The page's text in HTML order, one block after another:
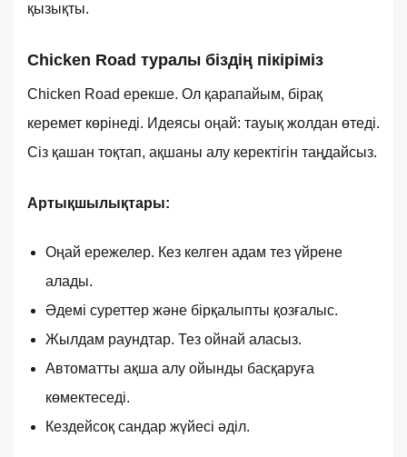
қызықты.
Chicken Road туралы біздің пікіріміз
Chicken Road ерекше. Ол қарапайым, бірақ
керемет көрінеді. Идеясы оңай: тауық жолдан өтеді.
Сіз қашан тоқтап, ақшаны алу керектігін таңдайсыз.
Артықшылықтары:
Оңай ережелер. Кез келген адам тез үйрене
алады.
Әдемі суреттер және бірқалыпты қозғалыс.
Жылдам раундтар. Тез ойнай аласыз.
Автоматты ақша алу ойынды басқаруға
көмектеседі.
Кездейсоқ сандар жүйесі әділ.